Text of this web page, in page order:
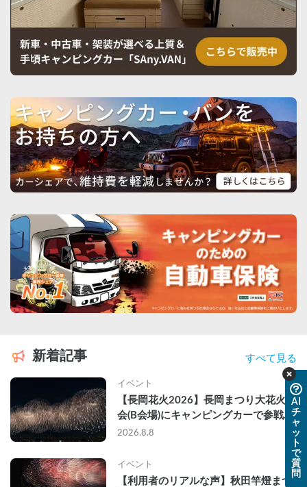
新着記事 すべて見る
イベント
【長岡花火2026】長岡まつり大花火大
会(B会場)にキャンピングカーで参戦し
て、長岡駅前で車中泊してきた
2026.8.8
イベント
【利用者のリアルな声】秋田竿燈まつ
AI
チ
ャ
ッ
ト
で
質
問